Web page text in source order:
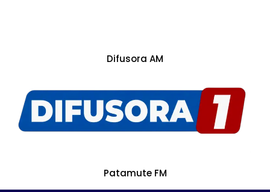
Difusora AM
Patamute FM